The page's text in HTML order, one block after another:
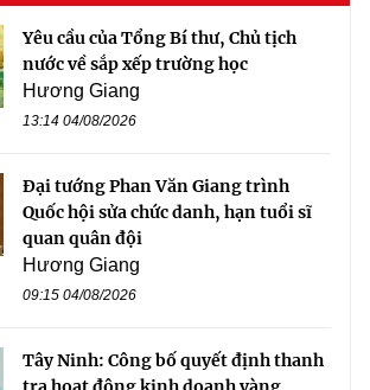
Yêu cầu của Tổng Bí thư, Chủ tịch
nước về sắp xếp trường học
Hương Giang
13:14 04/08/2026
Đại tướng Phan Văn Giang trình
Quốc hội sửa chức danh, hạn tuổi sĩ
quan quân đội
Hương Giang
09:15 04/08/2026
Tây Ninh: Công bố quyết định thanh